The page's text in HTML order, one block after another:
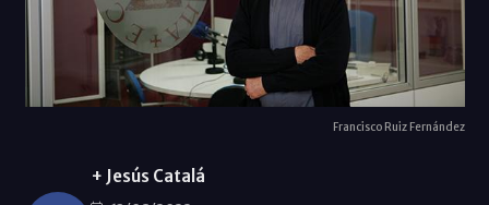
Francisco Ruiz Fernández
+ Jesús Catalá